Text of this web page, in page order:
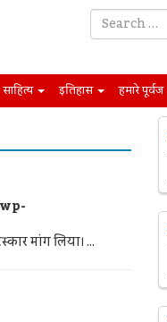
साहित्य इतिहास हमारे पूर्वज
मांग लिया। ...